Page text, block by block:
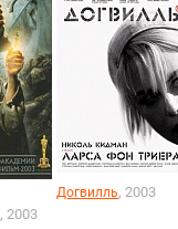
, 2003
Догвилль, 2003